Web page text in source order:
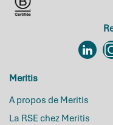
Meritis
A propos de Meritis
La RSE chez Meritis